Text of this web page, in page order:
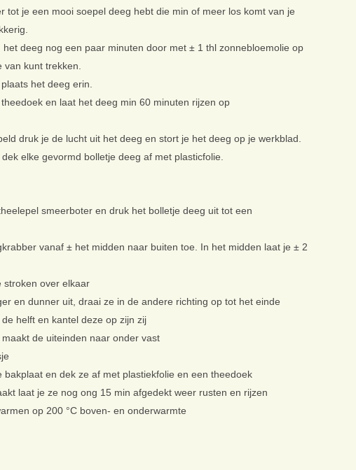
tot je een mooi soepel deeg hebt die min of meer los komt van je
deeg nog een paar minuten door met ± 1 thl zonnebloemolie op
van kunt trekken.
het deeg erin.
en laat het deeg min 60 minuten rijzen op
druk je de lucht uit het deeg en stort je het deeg op je werkblad.
elke gevormd bolletje deeg af met plasticfolie.
smeerboter en druk het bolletje deeg uit tot een
vanaf ± het midden naar buiten toe. In het midden laat je ± 2
stroken over elkaar
en dunner uit, draai ze in de andere richting op tot het einde
helft en kantel deze op zijn zij
de uiteinden naar onder vast
en dek ze af met plastiekfolie en een theedoek
laat je ze nog ong 15 min afgedekt weer rusten en rijzen
op 200 °C boven- en onderwarmte